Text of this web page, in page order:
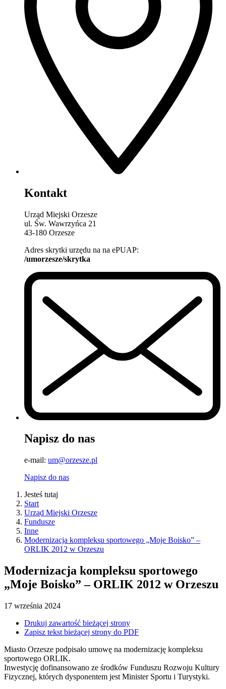
Kontakt
Urząd Miejski Orzesze
ul. Św. Wawrzyńca 21
43-180 Orzesze
Adres skrytki urzędu na na ePUAP:
/umorzesze/skrytka
Napisz do nas
e-mail: um@orzesze.pl
Napisz do nas
Jesteś tutaj
Start
Urząd Miejski Orzesze
Fundusze
Inne
Modernizacja kompleksu sportowego „Moje Boisko” –
ORLIK 2012 w Orzeszu
Modernizacja kompleksu sportowego
„Moje Boisko” – ORLIK 2012 w Orzeszu
17 września 2024
Drukuj zawartość bieżącej strony
Zapisz tekst bieżącej strony do PDF
Miasto Orzesze podpisało umowę na modernizację kompleksu
sportowego ORLIK.
Inwestycję dofinansowano ze środków Funduszu Rozwoju Kultury
Fizycznej, których dysponentem jest Minister Sportu i Turystyki.